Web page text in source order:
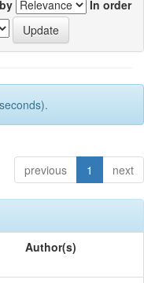
In order
previous 1 next
Author(s)